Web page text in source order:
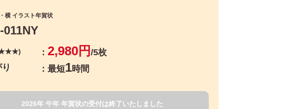
横 イラスト年賀状
011NY
2,980円 /5枚
最短1時間
2026年 午年 年賀状の受付は終了いたしました